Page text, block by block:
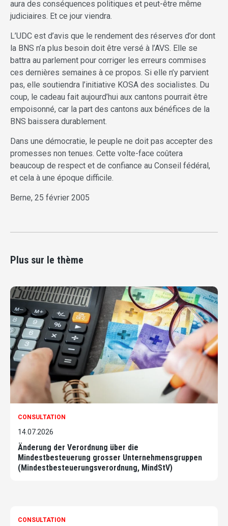
aura des conséquences politiques et peut-être même
judiciaires. Et ce jour viendra.
L’UDC est d’avis que le rendement des réserves d’or dont
la BNS n’a plus besoin doit être versé à l’AVS. Elle se
battra au parlement pour corriger les erreurs commises
ces dernières semaines à ce propos. Si elle n’y parvient
pas, elle soutiendra l’initiative KOSA des socialistes. Du
coup, le cadeau fait aujourd’hui aux cantons pourrait être
empoisonné, car la part des cantons aux bénéfices de la
BNS baissera durablement.
Dans une démocratie, le peuple ne doit pas accepter des
promesses non tenues. Cette volte-face coûtera
beaucoup de respect et de confiance au Conseil fédéral,
et cela à une époque difficile.
Berne, 25 février 2005
Plus sur le thème
CONSULTATION
14.07.2026
Änderung der Verordnung über die
Mindestbesteuerung grosser Unternehmensgruppen
(Mindestbesteuerungsverordnung, MindStV)
CONSULTATION